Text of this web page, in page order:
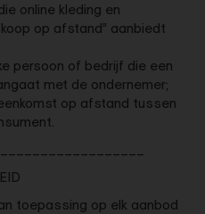
online kleding en
op afstand” aanbiedt
persoon of bedrijf die een
met de ondernemer;
op afstand tussen
toepassing op elk aanbod